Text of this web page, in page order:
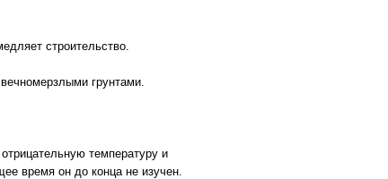
строительство.
грунтами.
температуру и
время он до конца не изучен.